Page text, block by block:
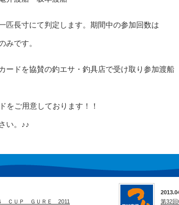
長寸にて判定します。期間中の参加回数は
みです。
ドを協賛の釣エサ・釣具店で受け取り参加渡船
をご用意しております！！
い。♪♪
ＣＵＰ ＧＵＲＥ 2011
第32